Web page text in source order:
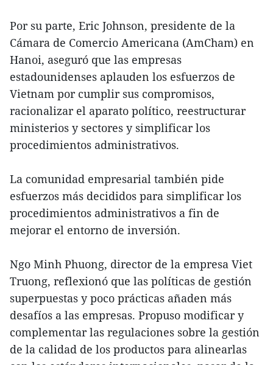
Por su parte, Eric Johnson, presidente de la
Cámara de Comercio Americana (AmCham) en
Hanoi, aseguró que las empresas
estadounidenses aplauden los esfuerzos de
Vietnam por cumplir sus compromisos,
racionalizar el aparato político, reestructurar
ministerios y sectores y simplificar los
procedimientos administrativos.
La comunidad empresarial también pide
esfuerzos más decididos para simplificar los
procedimientos administrativos a fin de
mejorar el entorno de inversión.
Ngo Minh Phuong, director de la empresa Viet
Truong, reflexionó que las políticas de gestión
superpuestas y poco prácticas añaden más
desafíos a las empresas. Propuso modificar y
complementar las regulaciones sobre la gestión
de la calidad de los productos para alinearlas